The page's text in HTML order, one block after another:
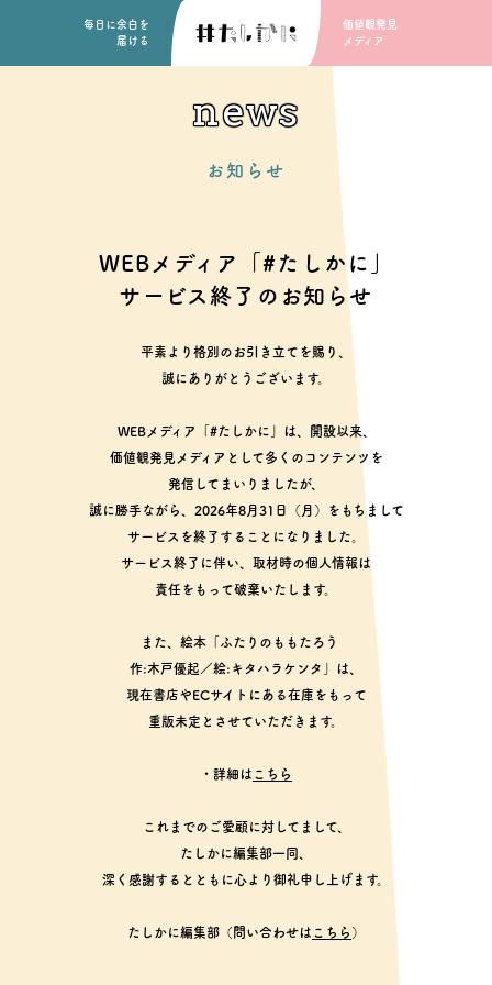
毎日に余白を
届ける
価値観発見
メディア
news
お知らせ
WEBメディア「#たしかに」
サービス終了のお知らせ
平素より格別のお引き立てを賜り、
誠にありがとうございます。
WEBメディア「#たしかに」は、開設以来、
価値観発見メディアとして多くのコンテンツを
発信してまいりましたが、
誠に勝手ながら、2026年8月31日（月）をもちまして
サービスを終了することになりました。
サービス終了に伴い、取材時の個人情報は
責任をもって破棄いたします。
また、絵本「ふたりのももたろう
作:木戸優起／絵:キタハラケンタ」は、
現在書店やECサイトにある在庫をもって
重版未定とさせていただきます。
・詳細は こちら
これまでのご愛顧に対してまして、
たしかに編集部一同、
深く感謝するとともに心より御礼申し上げます。
たしかに編集部（問い合わせは こちら ）